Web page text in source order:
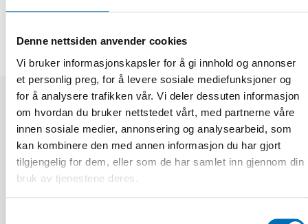
Denne nettsiden anvender cookies
Vi bruker informasjonskapsler for å gi innhold og annonser
et personlig preg, for å levere sosiale mediefunksjoner og
for å analysere trafikken vår. Vi deler dessuten informasjon
om hvordan du bruker nettstedet vårt, med partnerne våre
innen sosiale medier, annonsering og analysearbeid, som
kan kombinere den med annen informasjon du har gjort
tilgjengelig for dem, eller som de har samlet inn gjennom din
bruk av tjenestene deres.
Relaterte nyheter